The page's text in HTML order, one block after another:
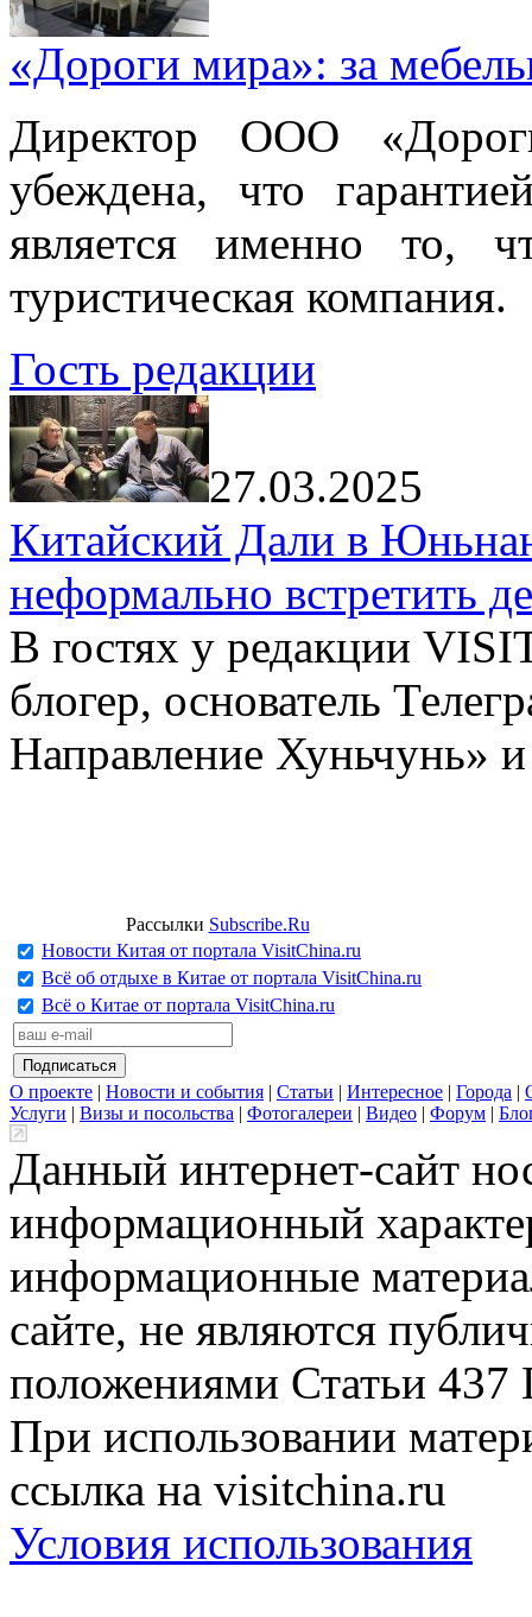
«Дороги мира»: за
Директор ООО
убеждена, что
является именно то,
туристическая компания.
Гость редакции
27.03.2025
Китайский Дали в
неформально встретить
В гостях у редакции
блогер, основатель
Направление Хуньчунь»
Рассылки Subscribe.Ru
Новости Китая от портала VisitChina.ru
Всё об отдыхе в Китае от портала VisitChina.ru
Всё о Китае от портала VisitChina.ru
О проекте | Новости и события | Статьи | Интересное | Города |
Услуги | Визы и посольства | Фотогалереи | Видео | Форум |
Данный интернет-сайт
информационный
информационные
сайте, не являются
положениями Статьи 437
При использовании
ссылка на visitchina.ru
Условия использования